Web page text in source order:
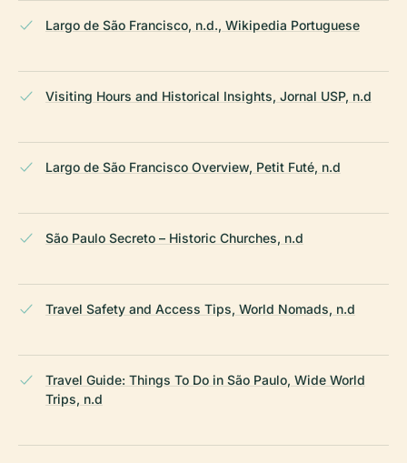
Largo de São Francisco, n.d., Wikipedia Portuguese
Visiting Hours and Historical Insights, Jornal USP, n.d
Largo de São Francisco Overview, Petit Futé, n.d
São Paulo Secreto – Historic Churches, n.d
Travel Safety and Access Tips, World Nomads, n.d
Travel Guide: Things To Do in São Paulo, Wide World
Trips, n.d